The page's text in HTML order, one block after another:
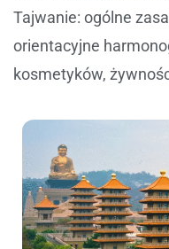
Tajwanie: ogólne
orientacyjne
kosmetyków,